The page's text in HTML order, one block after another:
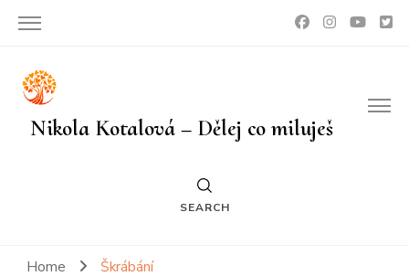
Nikola Kotalová – Dělej co miluješ
SEARCH
Home Škrábání